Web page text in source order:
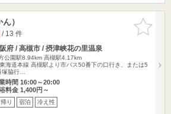
お気に入
りに追加
）
/ 13 件
府 / 高槻市 / 摂津峡花の里温泉
公園駅8.94km 高槻駅4.17km
海道本線 高槻駅より市バス50番下の口行き、または5
塚脇行…
時間 16:00～20:00
料金 1,400円～
り 宿泊 冷え性